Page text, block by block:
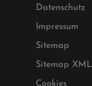
Datenschutz
Impressum
Sitemap
Sitemap XML
Cookies